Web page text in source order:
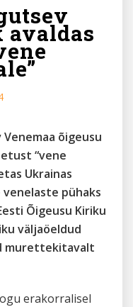
õigeusu
“vene
Ukrainas
pühaks
Õigeusu Kiriku
väljaöeldud
murettekitavalt
erakorralisel